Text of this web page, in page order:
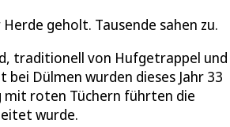
geholt. Tausende sahen zu.
traditionell von Hufgetrappel und
Dülmen wurden dieses Jahr 33
mit roten Tüchern führten die
wurde.